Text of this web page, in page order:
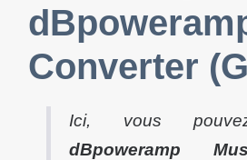
Converter
Ici, vous
dBpoweramp